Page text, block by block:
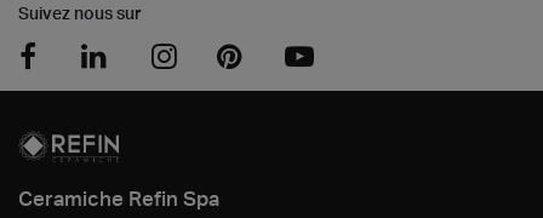
Suivez nous sur
Ceramiche Refin Spa